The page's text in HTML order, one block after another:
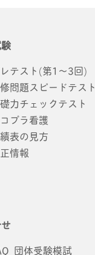
テスト(第1～3回)
問題スピードテスト
力チェックテスト
プラ看護
表の見方
情報
団体受験模試